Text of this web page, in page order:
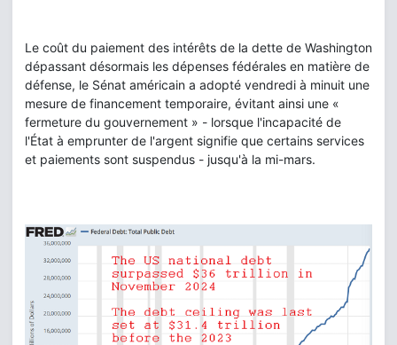
Le coût du paiement des intérêts de la dette de Washington
dépassant désormais les dépenses fédérales en matière de
défense, le Sénat américain a adopté vendredi à minuit une
mesure de financement temporaire, évitant ainsi une «
fermeture du gouvernement » - lorsque l'incapacité de
l'État à emprunter de l'argent signifie que certains services
et paiements sont suspendus - jusqu'à la mi-mars.